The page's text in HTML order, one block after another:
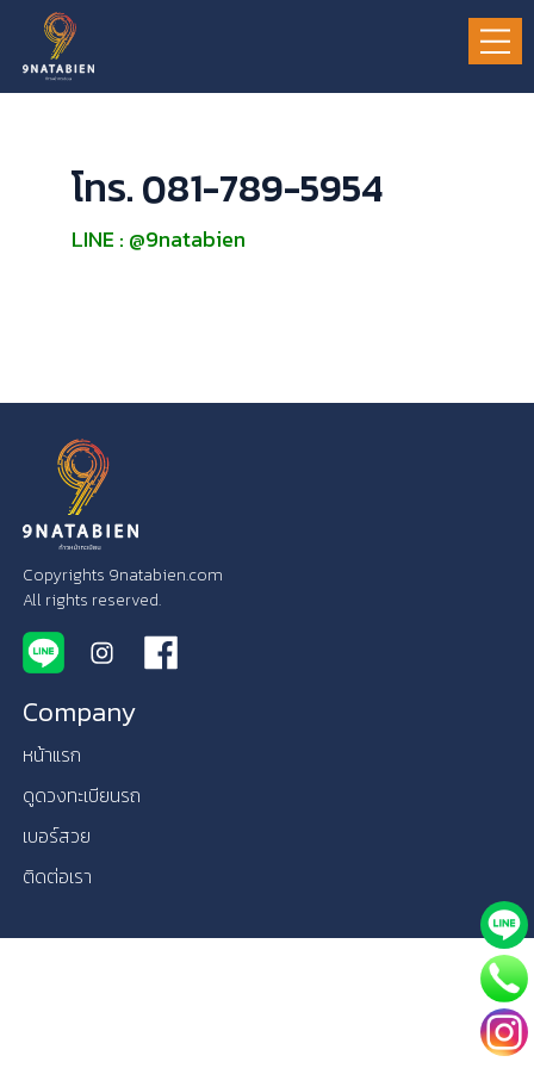
โทร. 081-789-5954
LINE : @9natabien
Copyrights 9natabien.com
All rights reserved.
Company
หน้าแรก
ดูดวงทะเบียนรถ
เบอร์สวย
ติดต่อเรา